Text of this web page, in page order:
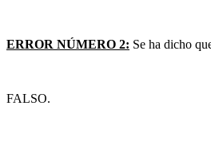
ERROR NÚMERO 2: Se ha dicho
FALSO.